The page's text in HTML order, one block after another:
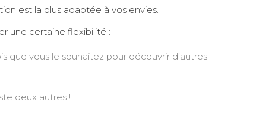
est la plus adaptée à vos envies.
une certaine flexibilité :
que vous le souhaitez pour découvrir d’autres
deux autres !